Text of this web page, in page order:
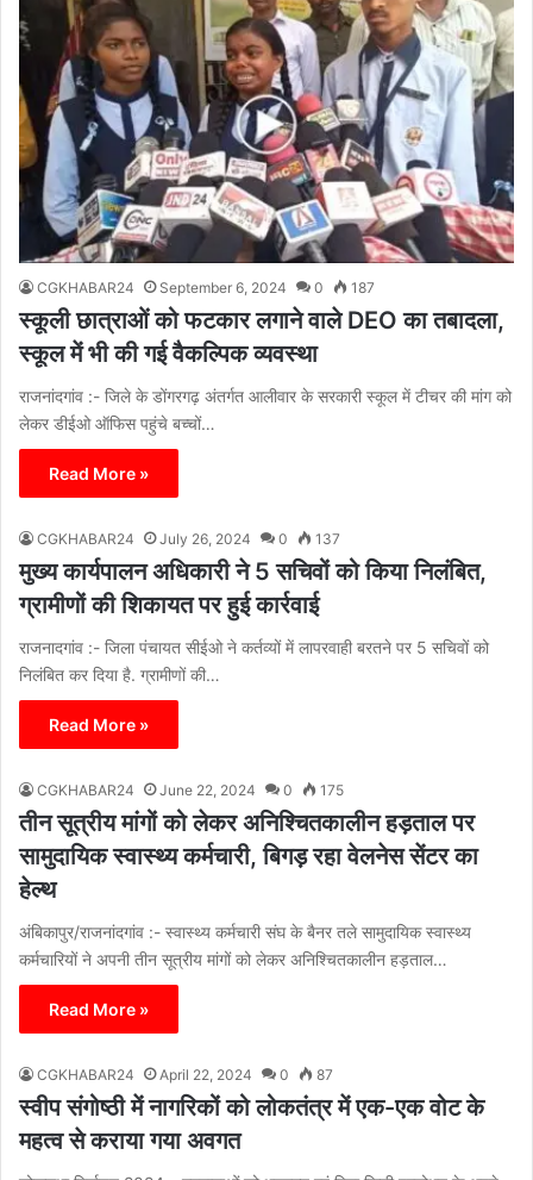
CGKHABAR24 September 6, 2024 0 187
स्कूली छात्राओं को फटकार लगाने वाले DEO का तबादला,
स्कूल में भी की गई वैकल्पिक व्यवस्था
राजनांदगांव :- जिले के डोंगरगढ़ अंतर्गत आलीवार के सरकारी स्कूल में टीचर की मांग को
लेकर डीईओ ऑफिस पहुंचे बच्चों…
Read More »
CGKHABAR24 July 26, 2024 0 137
मुख्य कार्यपालन अधिकारी ने 5 सचिवों को किया निलंबित,
ग्रामीणों की शिकायत पर हुई कार्रवाई
राजनादगांव :- जिला पंचायत सीईओ ने कर्तव्यों में लापरवाही बरतने पर 5 सचिवों को
निलंबित कर दिया है. ग्रामीणों की…
Read More »
CGKHABAR24 June 22, 2024 0 175
तीन सूत्रीय मांगों को लेकर अनिश्चितकालीन हड़ताल पर
सामुदायिक स्वास्थ्य कर्मचारी, बिगड़ रहा वेलनेस सेंटर का
हेल्थ
अंबिकापुर/राजनांदगांव :- स्वास्थ्य कर्मचारी संघ के बैनर तले सामुदायिक स्वास्थ्य
कर्मचारियों ने अपनी तीन सूत्रीय मांगों को लेकर अनिश्चितकालीन हड़ताल…
Read More »
CGKHABAR24 April 22, 2024 0 87
स्वीप संगोष्ठी में नागरिकों को लोकतंत्र में एक-एक वोट के
महत्व से कराया गया अवगत